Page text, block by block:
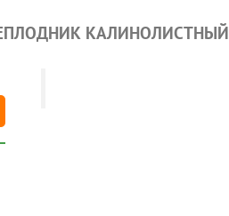
КАЛИНОЛИСТНЫЙ